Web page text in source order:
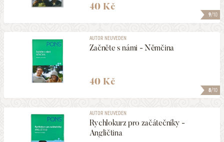
9/10
40 Kč
8/10
AUTOR NEUVEDEN
Začněte s námi - Němčina
40 Kč
AUTOR NEUVEDEN
Rychlokurz pro začátečníky -
Angličtina